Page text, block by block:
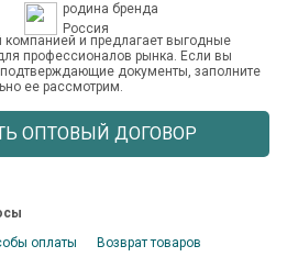
родина бренда
Россия
компанией и предлагает выгодные
профессионалов рынка. Если вы
документы, заполните
ее рассмотрим.
ОПТОВЫЙ ДОГОВОР
оплаты
Возврат товаров